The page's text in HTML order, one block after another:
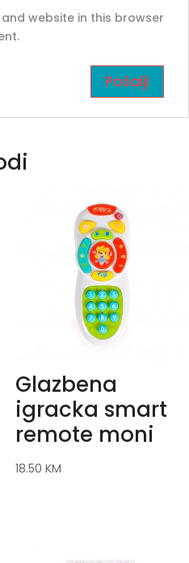
website in this browser
Glazbena
igracka smart
remote moni
18.50 KM